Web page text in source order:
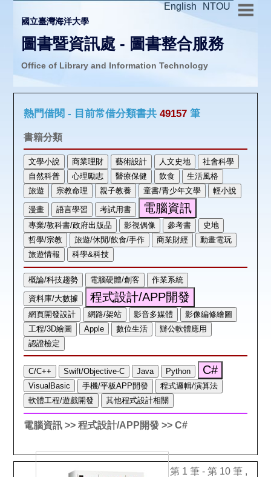
NTOU
English
國立臺灣海洋大學
圖書暨資訊處 - 圖書整合服務
Office of Library and Information Technology
推廣活動
圖書互借
線上報名
申請表單
空間借用
熱門借閱
熱門借閱 - 目前常借分類書共 49157筆
書籍分類
電腦資訊>> 程式設計/APP開發>> C#
第 1 筆 - 第 10 筆 ,